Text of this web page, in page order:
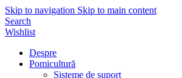
Skip to navigation Skip to main content
Search
Wishlist
Despre
Pomicultură
Sisteme de suport